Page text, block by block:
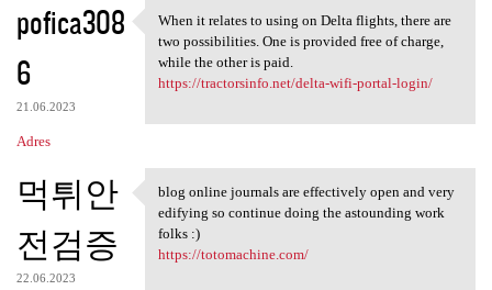
pofica308
6
21.06.2023
Adres
When it relates to using on
When it relates to using on Delta flights, there are
two possibilities. One is provided free of charge,
while the other is paid.
https://tractorsinfo.net/delta-wifi-portal-login/
먹튀안
전검증
22.06.2023
blog online journals are
blog online journals are effectively open and very
edifying so continue doing the astounding work
folks :)
https://totomachine.com/